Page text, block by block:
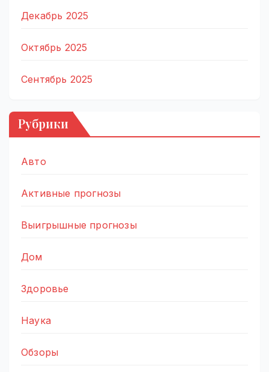
Декабрь 2025
Октябрь 2025
Сентябрь 2025
Рубрики
Авто
Активные прогнозы
Выигрышные прогнозы
Дом
Здоровье
Наука
Обзоры